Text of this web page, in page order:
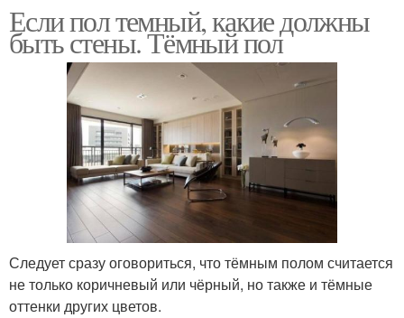
Если пол темный, какие должны
быть стены. Тёмный пол
Следует сразу оговориться, что тёмным полом считается
не только коричневый или чёрный, но также и тёмные
оттенки других цветов.